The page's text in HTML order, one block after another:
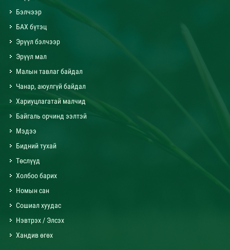
Бэлчээр
БАХ бүтэц
Эрүүл бэлчээр
Эрүүл мал
Малын тавлаг байдал
Чанар, аюулгүй байдал
Хариуцлагатай малчид
Байгаль орчинд ээлтэй
Мэдээ
Бидний тухай
Төслүүд
Холбоо барих
Номын сан
Сошиал хуудас
Нэвтрэх / Элсэх
Хандив өгөх